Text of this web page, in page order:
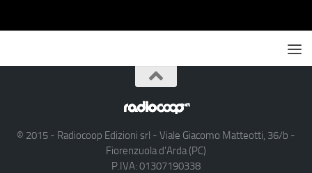
© 2015 - Radiocoop Edizioni srl - Viale Giacomo Matteotti, 36/b -
Fiorenzuola d'Arda (PC)
P.IVA: 01307190338